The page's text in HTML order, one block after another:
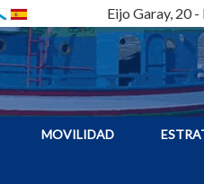
Eijo Garay, 20
MOVILIDAD